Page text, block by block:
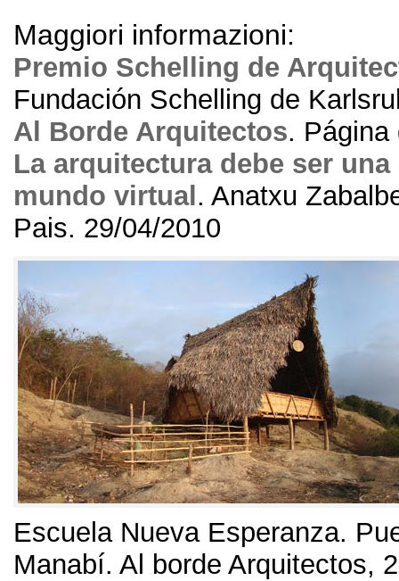
Maggiori informazioni:
Premio Schelling de
Fundación Schelling de
Al Borde Arquitectos. Página
La arquitectura debe ser
mundo virtual . Anatxu
Pais. 29/04/2010
Escuela Nueva Esperanza.
Manabí. Al borde Arquitectos,